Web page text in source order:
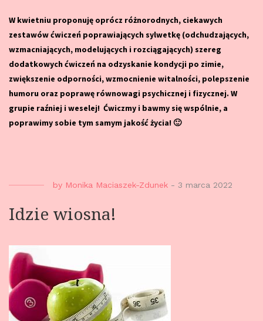
W kwietniu proponuję oprócz różnorodnych, ciekawych
zestawów ćwiczeń poprawiających sylwetkę (odchudzających,
wzmacniających, modelujących i rozciągających) szereg
dodatkowych ćwiczeń na odzyskanie kondycji po zimie,
zwiększenie odporności, wzmocnienie witalności, polepszenie
humoru oraz poprawę równowagi psychicznej i fizycznej. W
grupie raźniej i weselej! Ćwiczmy i bawmy się wspólnie, a
poprawimy sobie tym samym jakość życia! 🙂
by Monika Maciaszek-Zdunek - 3 marca 2022
Idzie wiosna!